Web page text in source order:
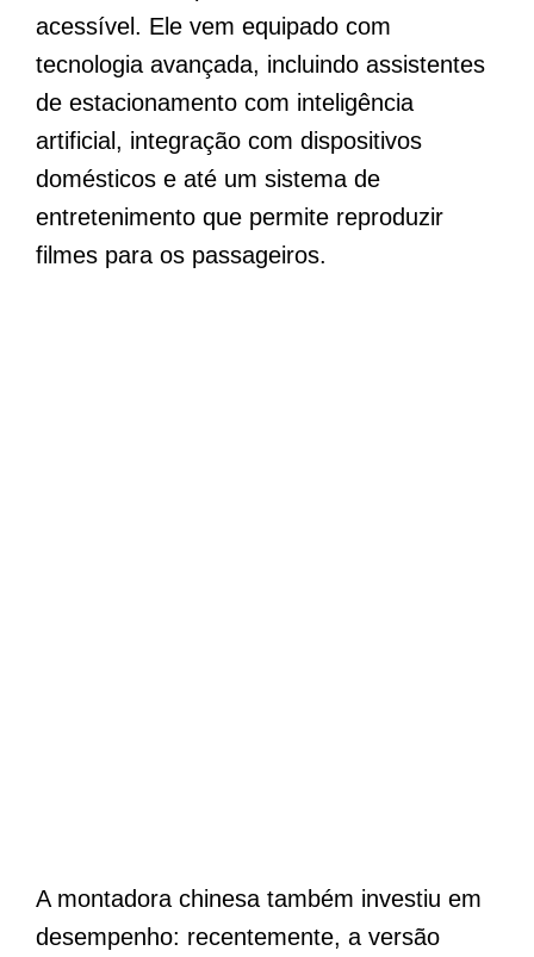
acessível. Ele vem equipado com
tecnologia avançada, incluindo assistentes
de estacionamento com inteligência
artificial, integração com dispositivos
domésticos e até um sistema de
entretenimento que permite reproduzir
filmes para os passageiros.
A montadora chinesa também investiu em
desempenho: recentemente, a versão